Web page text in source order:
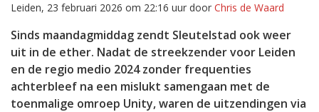
Leiden, 23 februari 2026 om 22:16 uur door Chris de Waard
Sinds maandagmiddag zendt Sleutelstad ook weer
uit in de ether. Nadat de streekzender voor Leiden
en de regio medio 2024 zonder frequenties
achterbleef na een mislukt samengaan met de
toenmalige omroep Unity, waren de uitzendingen via